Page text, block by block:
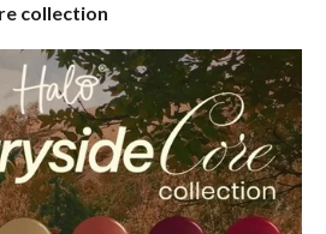
collection